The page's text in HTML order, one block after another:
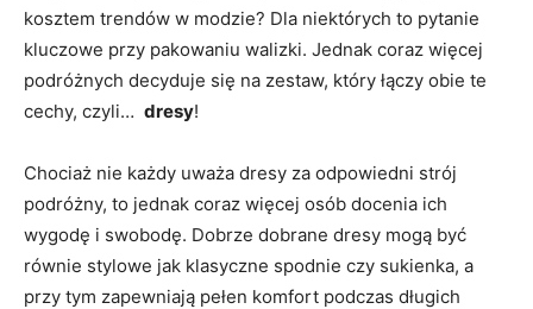
kosztem trendów ‍w modzie? Dla niektórych to pytanie
kluczowe przy ​pakowaniu walizki. Jednak coraz więcej
podróżnych decyduje się na zestaw, który łączy obie te
cechy, czyli… ‌ dresy!⁢
Chociaż⁣ nie każdy ‍uważa ⁢dresy ​za ⁣odpowiedni ⁢strój
⁣podróżny, to jednak coraz więcej osób docenia​ ich
wygodę i swobodę. Dobrze ​dobrane dresy mogą być⁢
równie stylowe jak klasyczne⁣ spodnie⁣ czy sukienka, a
przy tym zapewniają pełen ‍komfort ⁣podczas⁢ długich